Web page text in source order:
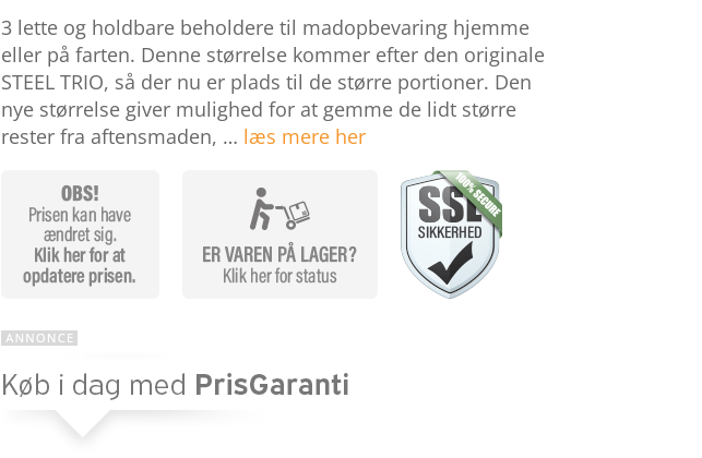
ud af 5
baseret på
kundebedøm
melser
3 lette og holdbare beholdere til madopbevaring hjemme
eller på farten. Denne størrelse kommer efter den originale
STEEL TRIO, så der nu er plads til de større portioner. Den
nye størrelse giver mulighed for at gemme de lidt større
rester fra aftensmaden, … læs mere her